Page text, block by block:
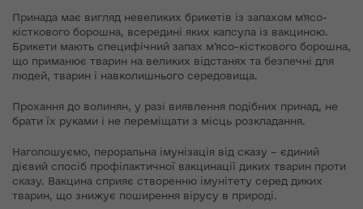
Принада має вигляд невеликих брикетів із запахом м'ясо-
кісткового борошна, всередині яких капсула із вакциною.
Брикети мають специфічний запах м’ясо-кісткового борошна,
що приманює тварин на великих відстанях та безпечні для
людей, тварин і навколишнього середовища.
Прохання до волинян, у разі виявлення подібних принад, не
брати їх руками і не переміщати з місць розкладання.
Наголошуємо, пероральна імунізація від сказу – єдиний
дієвий спосіб профілактичної вакцинації диких тварин проти
сказу. Вакцина сприяє створенню імунітету серед диких
тварин, що знижує поширення вірусу в природі.